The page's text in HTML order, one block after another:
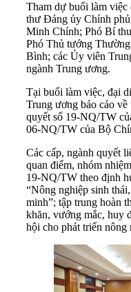
Tham dự buổi làm
thư Đảng ủy Chính
Minh Chính; Phó Bí
Phó Thủ tướng
Bình; các Ủy viên
ngành Trung ương.
Tại buổi làm việc, đại
Trung ương báo cáo
quyết số 19-NQ/TW
06-NQ/TW của Bộ
Các cấp, ngành quyết
quan điểm, nhóm
19-NQ/TW theo định
“Nông nghiệp sinh
minh”; tập trung hoàn
khăn, vướng mắc, huy
hội cho phát triển nông